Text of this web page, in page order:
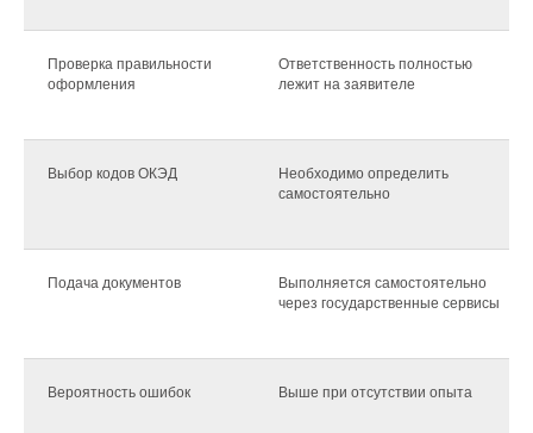
Проверка правильности
оформления
Ответственность полностью
лежит на заявителе
Выбор кодов ОКЭД
Необходимо определить
самостоятельно
Подача документов
Выполняется самостоятельно
через государственные сервисы
Вероятность ошибок Выше при отсутствии опыта